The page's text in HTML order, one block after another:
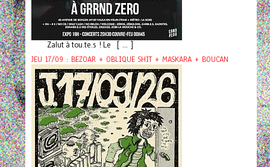
Zalut à tou.te.s ! Le [ ... ]
JEU 17/09 : BEZOAR + OBLIQUE SHIT + MASKARA + BOUCAN